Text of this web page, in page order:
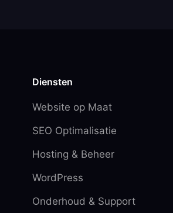
Diensten
Website op Maat
SEO Optimalisatie
Hosting & Beheer
WordPress
Onderhoud & Support